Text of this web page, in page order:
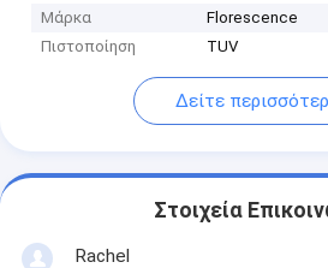
Μάρκα
Florescence
Πιστοποίηση
TUV
Δείτε
Στοιχεία
Rachel